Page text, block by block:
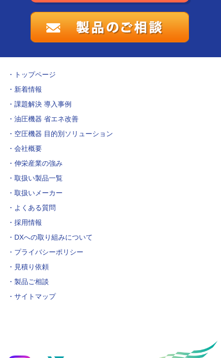
トップページ
新着情報
課題解決 導入事例
油圧機器 省エネ改善
空圧機器 目的別ソリューション
会社概要
伸栄産業の強み
取扱い製品一覧
取扱いメーカー
よくある質問
採用情報
DXへの取り組みについて
プライバシーポリシー
見積り依頼
製品ご相談
サイトマップ